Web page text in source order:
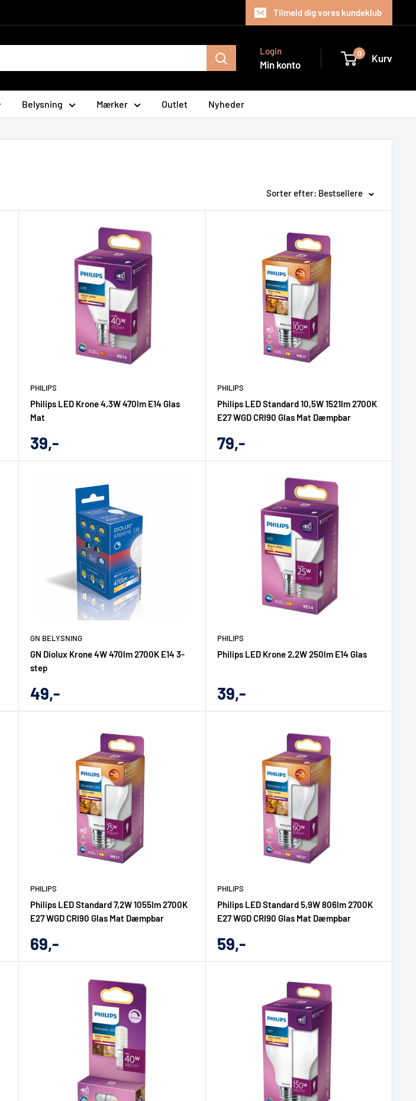
Tilmeld dig vores kundeklub
Login
Min konto
0 Kurv
Belysning Mærker Outlet Nyheder
Sorter efter: Bestsellere
PHILIPS
Philips LED Krone 4,3W 470lm E14 Glas
Mat
Udsalgs
pris
39,-
PHILIPS
Philips LED Standard 10,5W 1521lm 2700K
E27 WGD CRI90 Glas Mat Dæmpbar
Udsalgs
pris
79,-
GN BELYSNING
GN Diolux Krone 4W 470lm 2700K E14 3-
step
Udsalgs
pris
49,-
PHILIPS
Philips LED Krone 2,2W 250lm E14 Glas
Udsalgs
pris
39,-
PHILIPS
Philips LED Standard 7,2W 1055lm 2700K
E27 WGD CRI90 Glas Mat Dæmpbar
Udsalgs
pris
69,-
PHILIPS
Philips LED Standard 5,9W 806lm 2700K
E27 WGD CRI90 Glas Mat Dæmpbar
Udsalgs
pris
59,-